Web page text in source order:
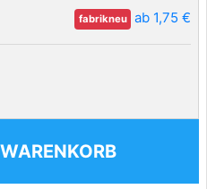
fabrikneu ab 1,75 €
WARENKORB